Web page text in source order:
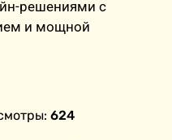
решениями с
и мощной
624